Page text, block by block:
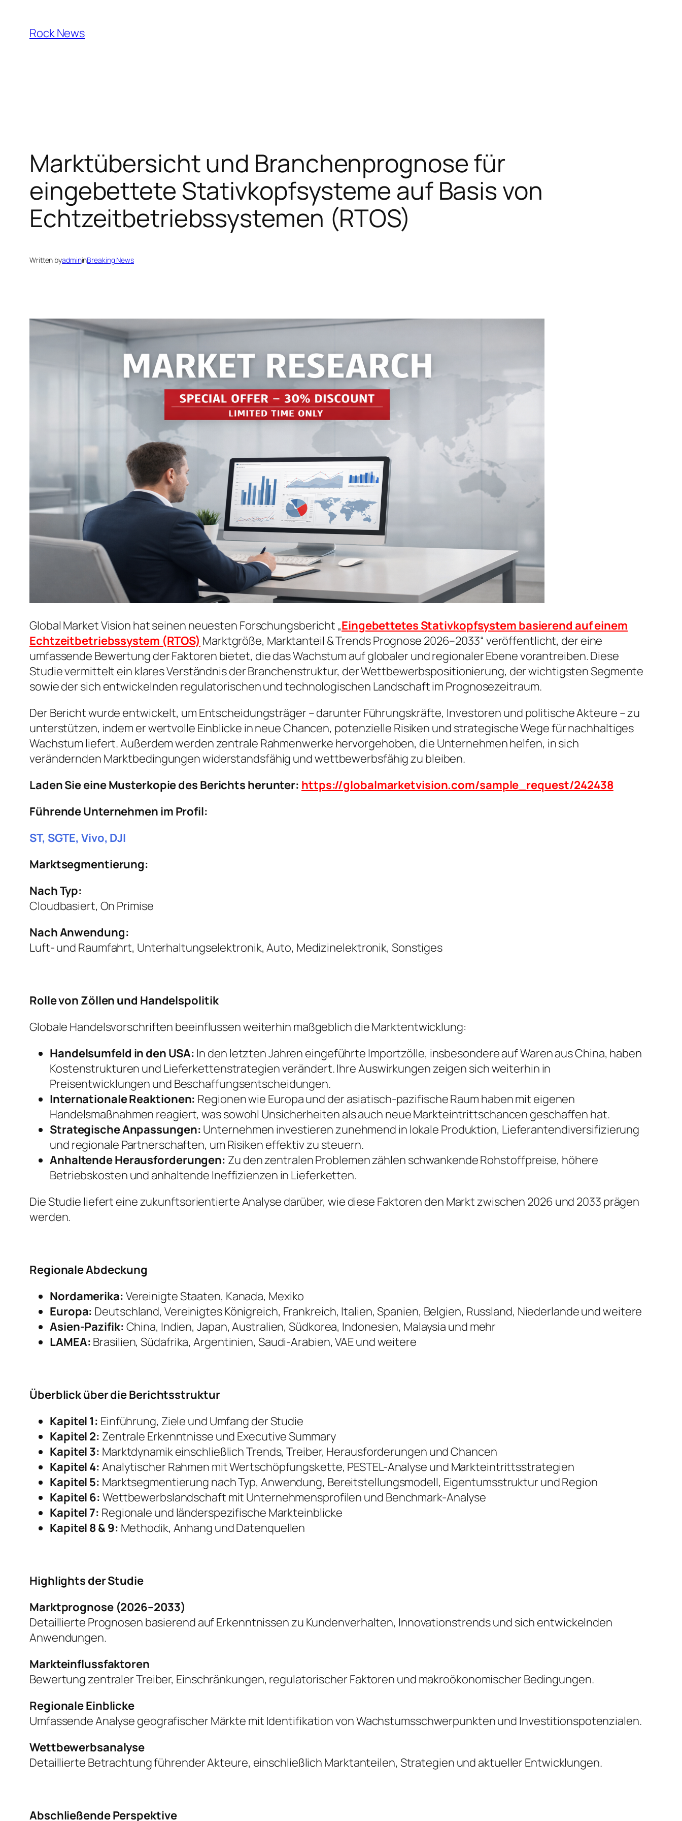
content
Rock News
Marktübersicht und Branchenprognose für
eingebettete Stativkopfsysteme auf Basis von
Echtzeitbetriebssystemen (RTOS)
Written byadmininBreaking News
Global Market Vision hat seinen neuesten Forschungsbericht „Eingebettetes Stativkopfsystem basierend auf einem
Echtzeitbetriebssystem (RTOS) Marktgröße, Marktanteil & Trends Prognose 2026–2033“ veröffentlicht, der eine
umfassende Bewertung der Faktoren bietet, die das Wachstum auf globaler und regionaler Ebene vorantreiben. Diese
Studie vermittelt ein klares Verständnis der Branchenstruktur, der Wettbewerbspositionierung, der wichtigsten Segmente
sowie der sich entwickelnden regulatorischen und technologischen Landschaft im Prognosezeitraum.
Der Bericht wurde entwickelt, um Entscheidungsträger – darunter Führungskräfte, Investoren und politische Akteure – zu
unterstützen, indem er wertvolle Einblicke in neue Chancen, potenzielle Risiken und strategische Wege für nachhaltiges
Wachstum liefert. Außerdem werden zentrale Rahmenwerke hervorgehoben, die Unternehmen helfen, in sich
verändernden Marktbedingungen widerstandsfähig und wettbewerbsfähig zu bleiben.
Laden Sie eine Musterkopie des Berichts herunter: https://globalmarketvision.com/sample_request/242438
Führende Unternehmen im Profil:
ST, SGTE, Vivo, DJI
Marktsegmentierung:
Nach Typ:
Cloudbasiert, On Primise
Nach Anwendung:
Luft- und Raumfahrt, Unterhaltungselektronik, Auto, Medizinelektronik, Sonstiges
Rolle von Zöllen und Handelspolitik
Globale Handelsvorschriften beeinflussen weiterhin maßgeblich die Marktentwicklung:
Handelsumfeld in den USA: In den letzten Jahren eingeführte Importzölle, insbesondere auf Waren aus China, haben
Kostenstrukturen und Lieferkettenstrategien verändert. Ihre Auswirkungen zeigen sich weiterhin in
Preisentwicklungen und Beschaffungsentscheidungen.
Internationale Reaktionen: Regionen wie Europa und der asiatisch-pazifische Raum haben mit eigenen
Handelsmaßnahmen reagiert, was sowohl Unsicherheiten als auch neue Markteintrittschancen geschaffen hat.
Strategische Anpassungen: Unternehmen investieren zunehmend in lokale Produktion, Lieferantendiversifizierung
und regionale Partnerschaften, um Risiken effektiv zu steuern.
Anhaltende Herausforderungen: Zu den zentralen Problemen zählen schwankende Rohstoffpreise, höhere
Betriebskosten und anhaltende Ineffizienzen in Lieferketten.
Die Studie liefert eine zukunftsorientierte Analyse darüber, wie diese Faktoren den Markt zwischen 2026 und 2033 prägen
werden.
Regionale Abdeckung
Nordamerika: Vereinigte Staaten, Kanada, Mexiko
Europa: Deutschland, Vereinigtes Königreich, Frankreich, Italien, Spanien, Belgien, Russland, Niederlande und weitere
Asien-Pazifik: China, Indien, Japan, Australien, Südkorea, Indonesien, Malaysia und mehr
LAMEA: Brasilien, Südafrika, Argentinien, Saudi-Arabien, VAE und weitere
Überblick über die Berichtsstruktur
Kapitel 1: Einführung, Ziele und Umfang der Studie
Kapitel 2: Zentrale Erkenntnisse und Executive Summary
Kapitel 3: Marktdynamik einschließlich Trends, Treiber, Herausforderungen und Chancen
Kapitel 4: Analytischer Rahmen mit Wertschöpfungskette, PESTEL-Analyse und Markteintrittsstrategien
Kapitel 5: Marktsegmentierung nach Typ, Anwendung, Bereitstellungsmodell, Eigentumsstruktur und Region
Kapitel 6: Wettbewerbslandschaft mit Unternehmensprofilen und Benchmark-Analyse
Kapitel 7: Regionale und länderspezifische Markteinblicke
Kapitel 8 & 9: Methodik, Anhang und Datenquellen
Highlights der Studie
Marktprognose (2026–2033)
Detaillierte Prognosen basierend auf Erkenntnissen zu Kundenverhalten, Innovationstrends und sich entwickelnden
Anwendungen.
Markteinflussfaktoren
Bewertung zentraler Treiber, Einschränkungen, regulatorischer Faktoren und makroökonomischer Bedingungen.
Regionale Einblicke
Umfassende Analyse geografischer Märkte mit Identifikation von Wachstumsschwerpunkten und Investitionspotenzialen.
Wettbewerbsanalyse
Detaillierte Betrachtung führender Akteure, einschließlich Marktanteilen, Strategien und aktueller Entwicklungen.
Abschließende Perspektive